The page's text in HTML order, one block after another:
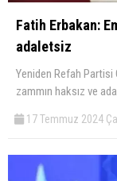
Fatih Erbakan:
adaletsiz
Yeniden Refah Partisi
zammın haksız ve
17 Temmuz 2024